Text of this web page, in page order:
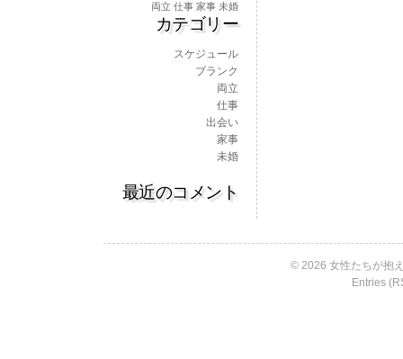
両立 仕事 家事 未婚
カテゴリー
スケジュール
ブランク
両立
仕事
出会い
家事
未婚
最近のコメント
© 2026 女性たちが抱
Entries